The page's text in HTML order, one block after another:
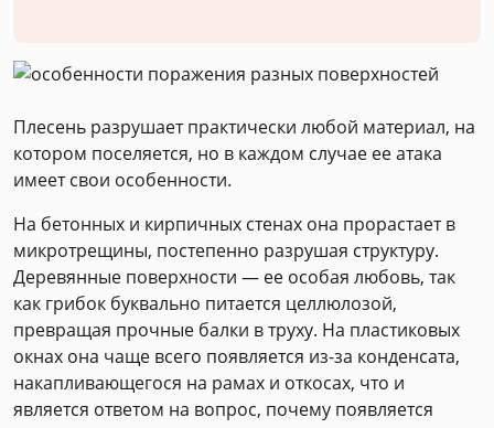
Плесень разрушает практически любой материал, на
котором поселяется, но в каждом случае ее атака
имеет свои особенности.
На бетонных и кирпичных стенах она прорастает в
микротрещины, постепенно разрушая структуру.
Деревянные поверхности — ее особая любовь, так
как грибок буквально питается целлюлозой,
превращая прочные балки в труху. На пластиковых
окнах она чаще всего появляется из-за конденсата,
накапливающегося на рамах и откосах, что и
является ответом на вопрос, почему появляется